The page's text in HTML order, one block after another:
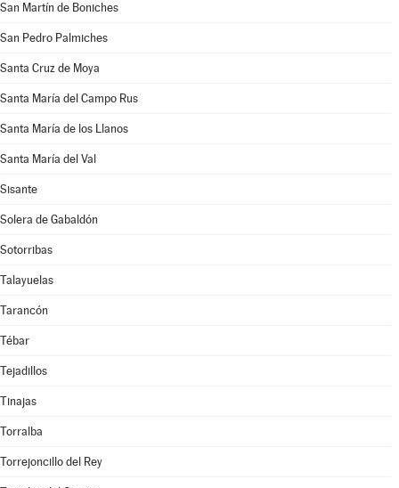
San Martín de Boniches
San Pedro Palmiches
Santa Cruz de Moya
Santa María del Campo Rus
Santa María de los Llanos
Santa María del Val
Sisante
Solera de Gabaldón
Sotorribas
Talayuelas
Tarancón
Tébar
Tejadillos
Tinajas
Torralba
Torrejoncillo del Rey